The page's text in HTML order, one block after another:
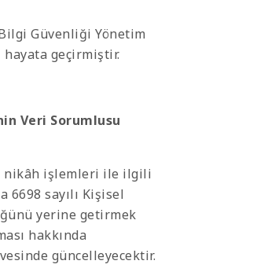
Güvenliği Yönetim
hayata geçirmiştir.
Veri Sorumlusu
nikâh işlemleri ile ilgili
sayılı Kişisel
yerine getirmek
hakkında
güncelleyecektir.